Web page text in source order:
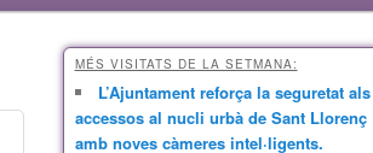
MÉS VISITATS DE LA SETMANA:
L’Ajuntament reforça la seguretat als
accessos al nucli urbà de Sant Llorenç
amb noves càmeres intel·ligents.